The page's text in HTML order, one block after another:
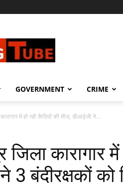
GOVERNMENT CRIME
में हो रही कैदियों की मौज, डीआईजी ने...
कारागार में
बंदीरक्षकों को